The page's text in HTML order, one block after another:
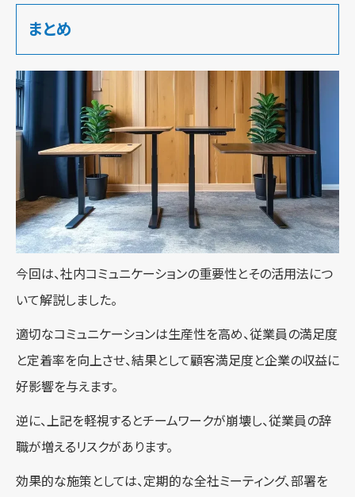
まとめ
今回は、社内コミュニケーションの重要性とその活用法につ
いて解説しました。
適切なコミュニケーションは生産性を高め、従業員の満足度
と定着率を向上させ、結果として顧客満足度と企業の収益に
好影響を与えます。
逆に、上記を軽視するとチームワークが崩壊し、従業員の辞
職が増えるリスクがあります。
効果的な施策としては、定期的な全社ミーティング、部署を